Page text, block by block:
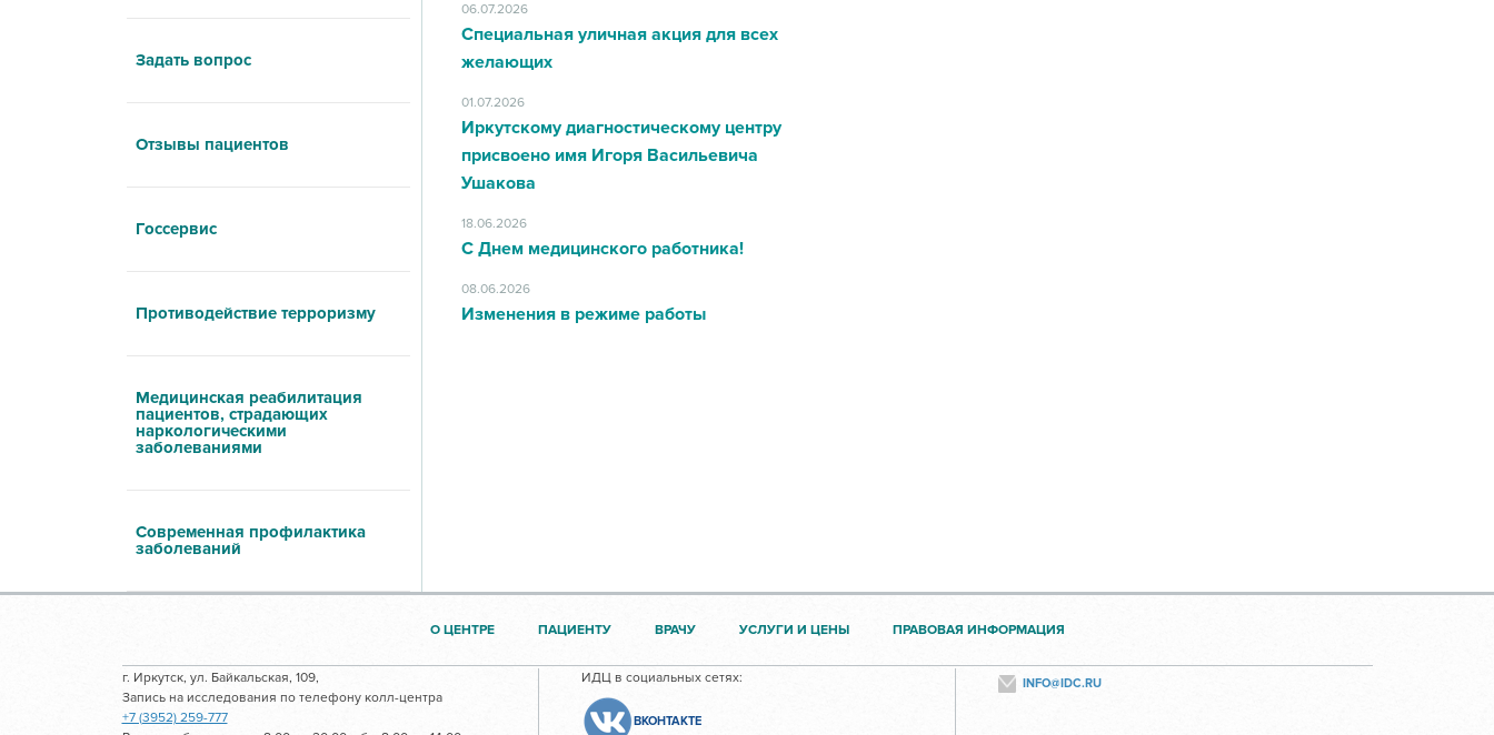
Задать вопрос
Отзывы пациентов
Госсервис
Противодействие терроризму
Медицинская реабилитация
пациентов, страдающих
наркологическими
заболеваниями
Современная профилактика
заболеваний
06.07.2026
Специальная уличная акция для всех
желающих
01.07.2026
Иркутскому диагностическому центру
присвоено имя Игоря Васильевича
Ушакова
18.06.2026
С Днем медицинского работника!
08.06.2026
Изменения в режиме работы
О ЦЕНТРЕ ПАЦИЕНТУ ВРАЧУ УСЛУГИ И ЦЕНЫ ПРАВОВАЯ ИНФОРМАЦИЯ
г. Иркутск, ул. Байкальская, 109,
Запись на исследования по телефону колл-центра
+7 (3952) 259-777
ИДЦ в социальных сетях:
ВКОНТАКТЕ
INFO@IDC.RU